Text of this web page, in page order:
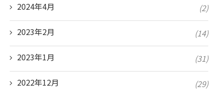
2024年4月 (2)
2023年2月 (14)
2023年1月 (31)
2022年12月 (29)